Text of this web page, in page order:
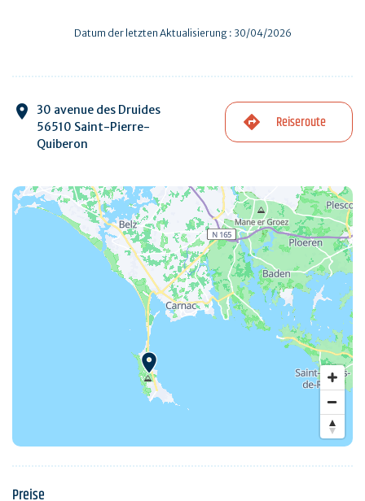
Datum der letzten Aktualisierung : 30/04/2026
30 avenue des Druides
56510 Saint-Pierre-
Quiberon
Reiseroute
Preise